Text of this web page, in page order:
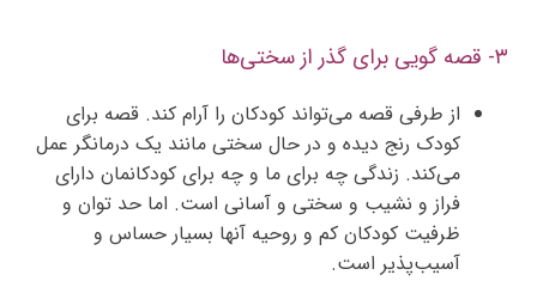
۳- قصه گویی برای گذر از سختی‌ها
از طرفی قصه می‌‌تواند کودکان را آرام کند. قصه برای
کودک رنج دیده و در حال سختی مانند یک درمانگر عمل
می‌کند. زندگی چه برای ما و چه برای کودکانمان دارای
فراز و نشیب و سختی و آسانی است. اما حد توان و
ظرفیت کودکان کم و روحیه آنها بسیار حساس و
آسیب‌پذیر است.